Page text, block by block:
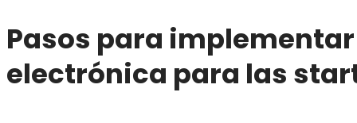
Pasos para
electrónica para las